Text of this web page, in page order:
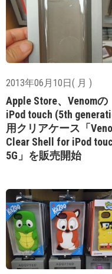
2013年06月10日( 月 )
Apple Store、Venomの
iPod touch (5th
用クリアケース「
Clear Shell for iPod
5G」を販売開始